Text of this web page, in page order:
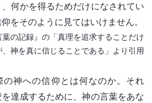
何かを得るためだけになされてい
をそのように見てはいけません。
葉の記録』の「真理を追求することだけ
、神を真に信じることである」より引用
の神への信仰とは何なのか。それ
達成するために、神の言葉をあな